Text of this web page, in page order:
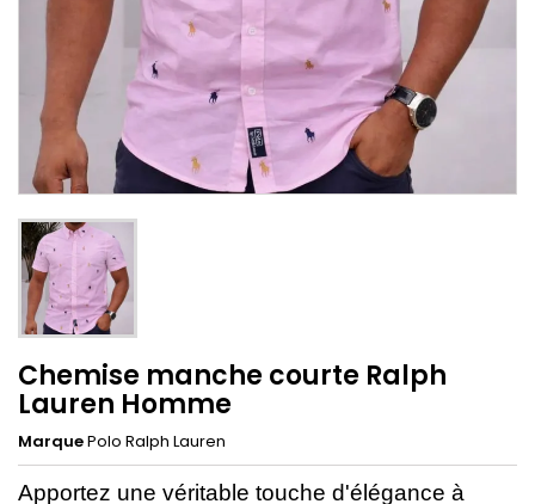
Chemise manche courte Ralph
Lauren Homme
MarquePolo Ralph Lauren
Apportez une véritable touche d'élégance à